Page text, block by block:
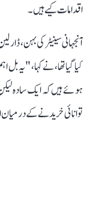
اقدامات کیے ہیں۔
آنجہانی سینیٹر کی بہن،
کیا گیا تھا، نے کہا، "یہ
ہوئے ہیں کہ ایک سادہ
توانائی خریدنے کے